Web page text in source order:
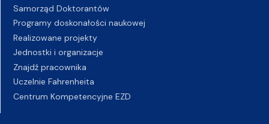
Samorząd Doktorantów
Programy doskonałości naukowej
Realizowane projekty
Jednostki i organizacje
Znajdź pracownika
Uczelnie Fahrenheita
Centrum Kompetencyjne EZD